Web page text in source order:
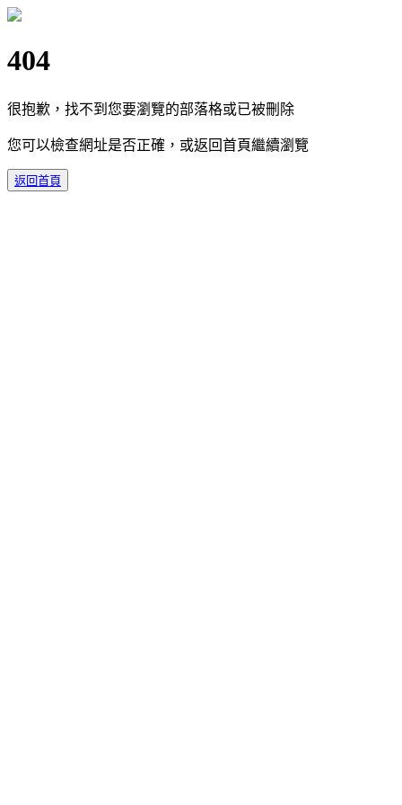
404
很抱歉，找不到您要瀏覽的部落格或已被刪除
您可以檢查網址是否正確，或返回首頁繼續瀏覽
返回首頁